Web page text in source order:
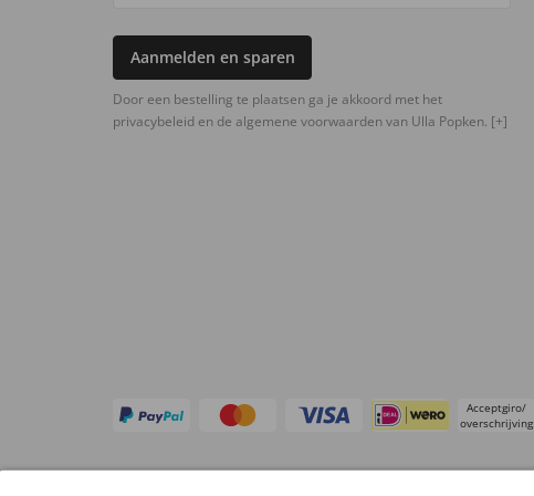
Aanmelden en sparen
Door een bestelling te plaatsen ga je akkoord met het
privacybeleid en de algemene voorwaarden van Ulla Popken. [+]
Acceptgiro/
overschrijving